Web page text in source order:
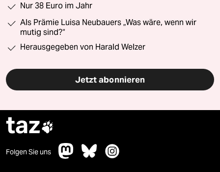
Nur 38 Euro im Jahr
Als Prämie Luisa Neubauers „Was wäre, wenn wir
mutig sind?“
Herausgegeben von Harald Welzer
Jetzt abonnieren
taz
Folgen Sie uns